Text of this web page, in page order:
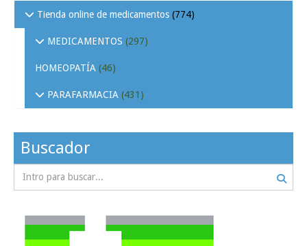
Tienda online de medicamentos (774)
MEDICAMENTOS (297)
HOMEOPATÍA (46)
PARAFARMACIA (431)
Buscador